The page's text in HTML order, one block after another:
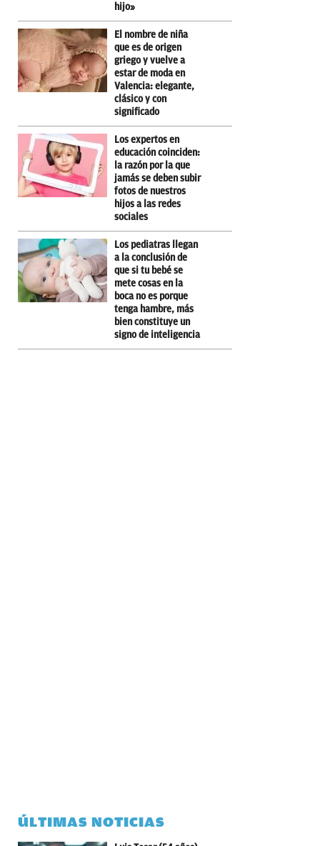
hijo»
El nombre de niña
que es de origen
griego y vuelve a
estar de moda en
Valencia: elegante,
clásico y con
significado
Los expertos en
educación coinciden:
la razón por la que
jamás se deben subir
fotos de nuestros
hijos a las redes
sociales
Los pediatras llegan
a la conclusión de
que si tu bebé se
mete cosas en la
boca no es porque
tenga hambre, más
bien constituye un
signo de inteligencia
ÚLTIMAS NOTICIAS